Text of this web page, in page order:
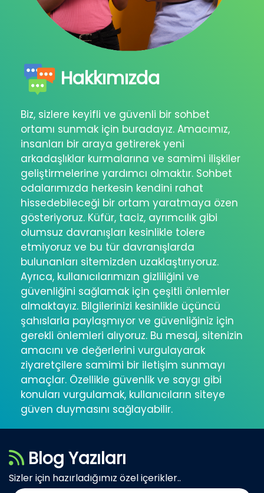
Hakkımızda
Biz, sizlere keyifli ve güvenli bir sohbet
ortamı sunmak için buradayız. Amacımız,
insanları bir araya getirerek yeni
arkadaşlıklar kurmalarına ve samimi ilişkiler
geliştirmelerine yardımcı olmaktır. Sohbet
odalarımızda herkesin kendini rahat
hissedebileceği bir ortam yaratmaya özen
gösteriyoruz. Küfür, taciz, ayrımcılık gibi
olumsuz davranışları kesinlikle tolere
etmiyoruz ve bu tür davranışlarda
bulunanları sitemizden uzaklaştırıyoruz.
Ayrıca, kullanıcılarımızın gizliliğini ve
güvenliğini sağlamak için çeşitli önlemler
almaktayız. Bilgilerinizi kesinlikle üçüncü
şahıslarla paylaşmıyor ve güvenliğiniz için
gerekli önlemleri alıyoruz. Bu mesaj, sitenizin
amacını ve değerlerini vurgulayarak
ziyaretçilere samimi bir iletişim sunmayı
amaçlar. Özellikle güvenlik ve saygı gibi
konuları vurgulamak, kullanıcıların siteye
güven duymasını sağlayabilir.
Blog Yazıları
Sizler için hazırladığımız özel içerikler..